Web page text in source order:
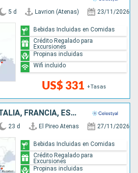
5 d Lavrion (Atenas) 23/11/2026
US$ 331 +Tasas
Bebidas Incluidas en Comidas
Crédito Regalado para
Excursiones
Propinas incluidas
Wifi incluido
GRECIA, TURQUÍA, ITALIA, FRANCIA, ESPAÑA, MARRUECOS
23 d El Pireo Atenas 27/11/2026
Bebidas Incluidas en Comidas
Crédito Regalado para
Excursiones
Propinas incluidas